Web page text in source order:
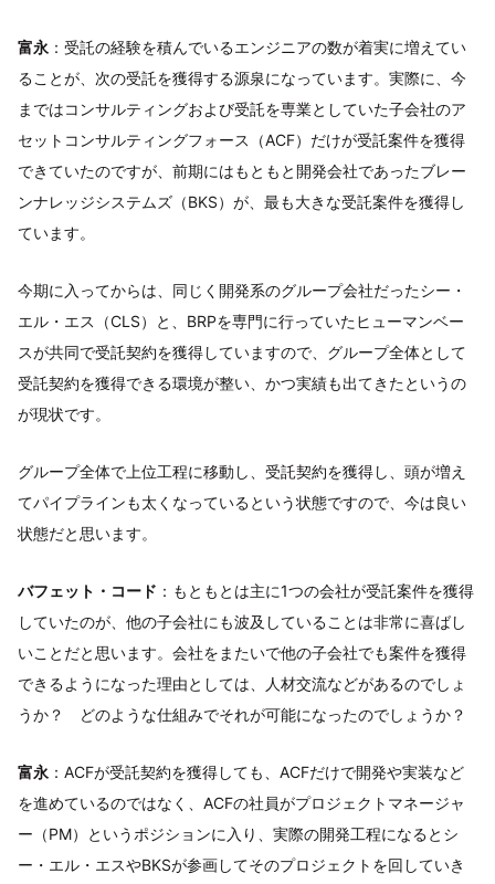
富永 ：受託の経験を積んでいるエンジニアの数が着実に増えてい
ることが、次の受託を獲得する源泉になっています。実際に、今
まではコンサルティングおよび受託を専業としていた子会社のア
セットコンサルティングフォース（ACF）だけが受託案件を獲得
できていたのですが、前期にはもともと開発会社であったブレー
ンナレッジシステムズ（BKS）が、最も大きな受託案件を獲得し
ています。
今期に入ってからは、同じく開発系のグループ会社だったシー・
エル・エス（CLS）と、BRPを専門に行っていたヒューマンベー
スが共同で受託契約を獲得していますので、グループ全体として
受託契約を獲得できる環境が整い、かつ実績も出てきたというの
が現状です。
グループ全体で上位工程に移動し、受託契約を獲得し、頭が増え
てパイプラインも太くなっているという状態ですので、今は良い
状態だと思います。
バフェット・コード ：もともとは主に1つの会社が受託案件を獲得
していたのが、他の子会社にも波及していることは非常に喜ばし
いことだと思います。会社をまたいで他の子会社でも案件を獲得
できるようになった理由としては、人材交流などがあるのでしょ
うか？ どのような仕組みでそれが可能になったのでしょうか？
富永 ：ACFが受託契約を獲得しても、ACFだけで開発や実装など
を進めているのではなく、ACFの社員がプロジェクトマネージャ
ー（PM）というポジションに入り、実際の開発工程になるとシ
ー・エル・エスやBKSが参画してそのプロジェクトを回していき